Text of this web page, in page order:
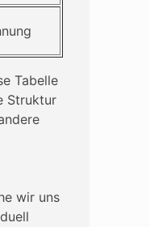
Tabelle
Struktur
wir uns